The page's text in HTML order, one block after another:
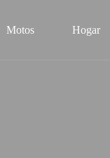
Motos Hogar